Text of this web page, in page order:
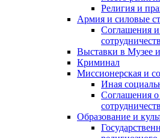
Религия и
Армия и силовые
Соглашения и
Выставки в Музее
Криминал
Миссионерская и
Иная
Соглашения
Образование и